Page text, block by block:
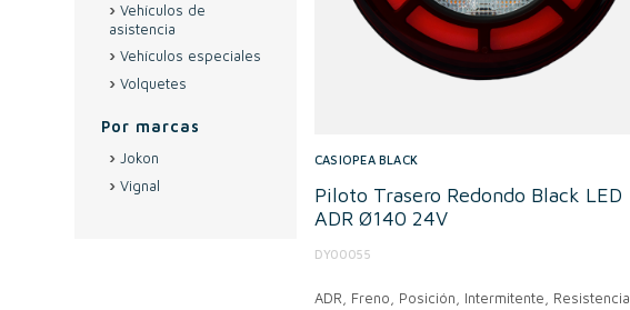
Vehículos de
asistencia
Vehículos especiales
Volquetes
Por marcas
Jokon
Vignal
CASIOPEA BLACK
Piloto Trasero Redondo Black LED
ADR Ø140 24V
DY00055
ADR, Freno, Posición, Intermitente, Resistencia,